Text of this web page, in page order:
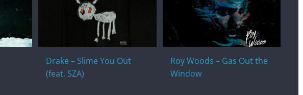
Drake – Slime You Out
(feat. SZA)
Roy Woods – Gas Out the
Window